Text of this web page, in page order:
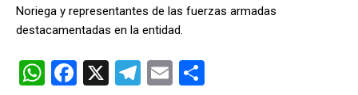
Noriega y representantes de las fuerzas armadas
destacamentadas en la entidad.
W F
X
T
E